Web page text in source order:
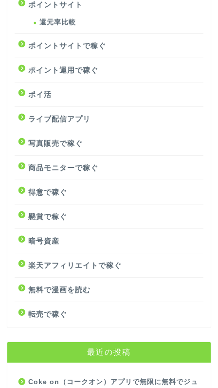
ポイントサイト
還元率比較
ポイントサイトで稼ぐ
ポイント運用で稼ぐ
ポイ活
ライブ配信アプリ
写真販売で稼ぐ
商品モニターで稼ぐ
得意で稼ぐ
懸賞で稼ぐ
暗号資産
楽天アフィリエイトで稼ぐ
無料で漫画を読む
転売で稼ぐ
最近の投稿
Coke on（コークオン）アプリで無限に無料でジュ